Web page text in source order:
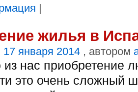
|
жилья в
17 января 2014 , автором
нас приобретение
это очень сложный